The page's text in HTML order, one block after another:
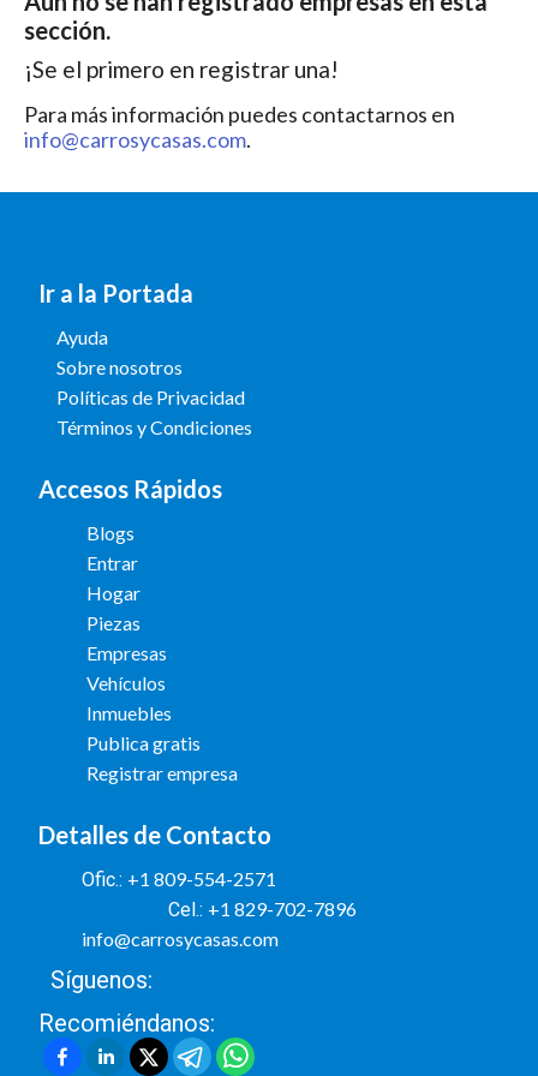
Tipo de empresa
País
sección.
¡Se el primero en registrar una!
Para más información puedes contactarnos en
info@carrosycasas.com.
Ir a la Portada
Ayuda
Sobre nosotros
Políticas de Privacidad
Términos y Condiciones
Accesos Rápidos
Blogs
Entrar
Hogar
Piezas
Empresas
Vehículos
Inmuebles
Publica gratis
Registrar empresa
Detalles de Contacto
Ofic.: +1 809-554-2571
Cel.: +1 829-702-7896
info@carrosycasas.com
Síguenos:
Recomiéndanos: